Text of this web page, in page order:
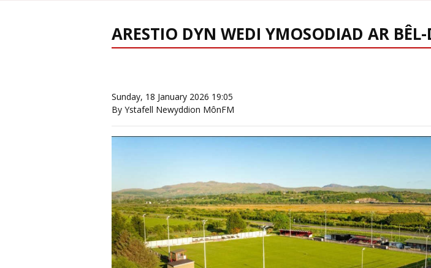
ARESTIO DYN WEDI YMOSODIAD AR
Sunday, 18 January 2026 19:05
By Ystafell Newyddion MônFM